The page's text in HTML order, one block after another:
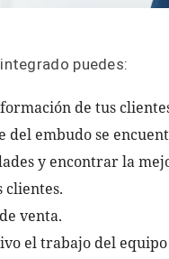
puedes:
de tus
del embudo se
y encontrar la
venta.
el trabajo del